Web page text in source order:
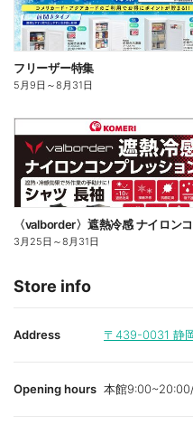
フリーザー特集
5月9日 ～8月31日
3月25日 ～8月31日
Store info
Address 〒439-0031 静
Opening hours 本館